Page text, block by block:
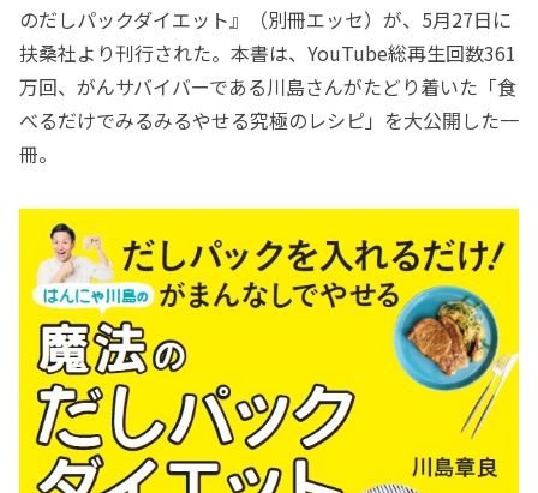
のだしパックダイエット』（別冊エッセ）が、5月27日に
扶桑社より刊行された。本書は、YouTube総再生回数361
万回、がんサバイバーである川島さんがたどり着いた「食
べるだけでみるみるやせる究極のレシピ」を大公開した一
冊。